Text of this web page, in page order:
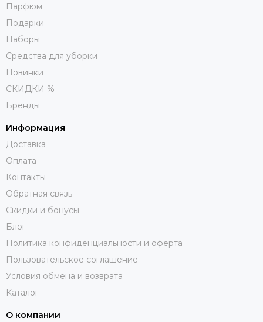
Парфюм
Подарки
Наборы
Средства для уборки
Новинки
СКИДКИ %
Бренды
Информация
Доставка
Оплата
Контакты
Обратная связь
Скидки и бонусы
Блог
Политика конфиденциальности и оферта
Пользовательское соглашение
Условия обмена и возврата
Каталог
О компании